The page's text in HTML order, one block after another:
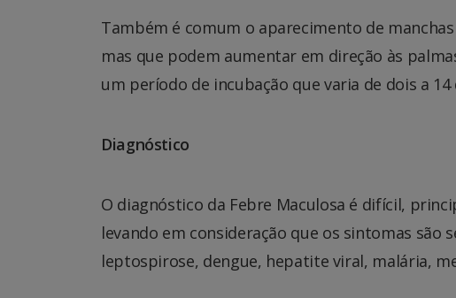
Também é comum o aparecimento de
mas que podem aumentar em direção às
um período de incubação que varia de dois a 14
Diagnóstico
O diagnóstico da Febre Maculosa é difícil,
levando em consideração que os sintomas são
leptospirose, dengue, hepatite viral, malária,